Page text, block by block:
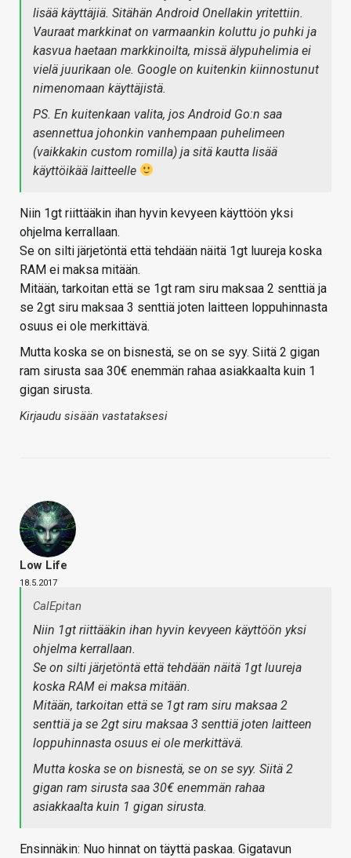
lisää käyttäjiä. Sitähän Android Onellakin yritettiin.
Vauraat markkinat on varmaankin koluttu jo puhki ja
kasvua haetaan markkinoilta, missä älypuhelimia ei
vielä juurikaan ole. Google on kuitenkin kiinnostunut
nimenomaan käyttäjistä.
PS. En kuitenkaan valita, jos Android Go:n saa
asennettua johonkin vanhempaan puhelimeen
(vaikkakin custom romilla) ja sitä kautta lisää
käyttöikää laitteelle
Niin 1gt riittääkin ihan hyvin kevyeen käyttöön yksi
ohjelma kerrallaan.
Se on silti järjetöntä että tehdään näitä 1gt luureja koska
RAM ei maksa mitään.
Mitään, tarkoitan että se 1gt ram siru maksaa 2 senttiä ja
se 2gt siru maksaa 3 senttiä joten laitteen loppuhinnasta
osuus ei ole merkittävä.
Mutta koska se on bisnestä, se on se syy. Siitä 2 gigan
ram sirusta saa 30€ enemmän rahaa asiakkaalta kuin 1
gigan sirusta.
Kirjaudu sisään vastataksesi
Low Life
18.5.2017
CalEpitan
Niin 1gt riittääkin ihan hyvin kevyeen käyttöön yksi
ohjelma kerrallaan.
Se on silti järjetöntä että tehdään näitä 1gt luureja
koska RAM ei maksa mitään.
Mitään, tarkoitan että se 1gt ram siru maksaa 2
senttiä ja se 2gt siru maksaa 3 senttiä joten laitteen
loppuhinnasta osuus ei ole merkittävä.
Mutta koska se on bisnestä, se on se syy. Siitä 2
gigan ram sirusta saa 30€ enemmän rahaa
asiakkaalta kuin 1 gigan sirusta.
Ensinnäkin: Nuo hinnat on täyttä paskaa. Gigatavun